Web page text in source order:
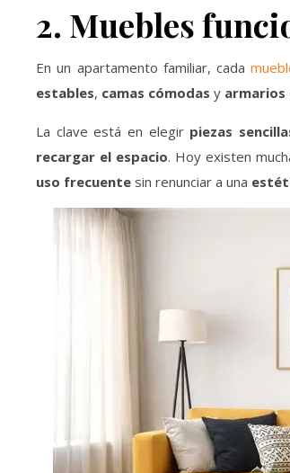
2. Muebles
En un apartamento familiar, cada
estables, camas cómodas y armarios
La clave está en elegir piezas
recargar el espacio. Hoy existen
uso frecuente sin renunciar a una